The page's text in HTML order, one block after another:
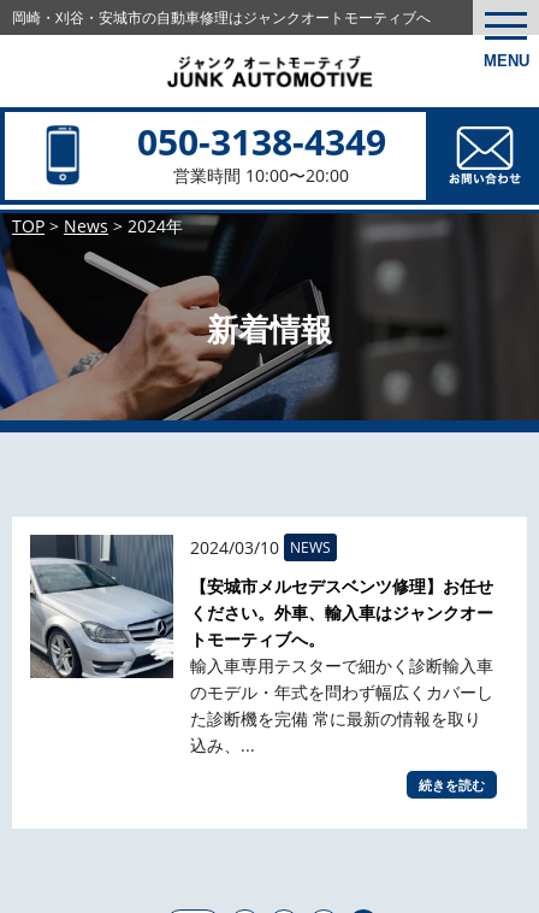
MENU
岡崎・刈谷・安城市の自動車修理はジャンクオートモーティブへ
050-3138-4349
営業時間 10:00〜20:00
TOP > News > 2024年
新着情報
2024/03/10 NEWS
【安城市メルセデスベンツ修理】お任せ
ください。外車、輸入車はジャンクオー
トモーティブへ。
輸入車専用テスターで細かく診断輸入車
のモデル・年式を問わず幅広くカバーし
た診断機を完備 常に最新の情報を取り
込み、...
続きを読む